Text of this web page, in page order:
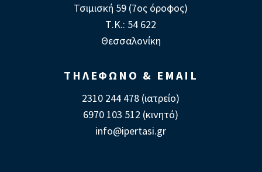
Τσιμισκή 59 (7ος όροφος)
Τ.Κ.: 54 622
Θεσσαλονίκη
ΤΗΛΕΦΩΝΟ & EMAIL
2310 244 478 (ιατρείο)
6970 103 512 (κινητό)
info@ipertasi.gr